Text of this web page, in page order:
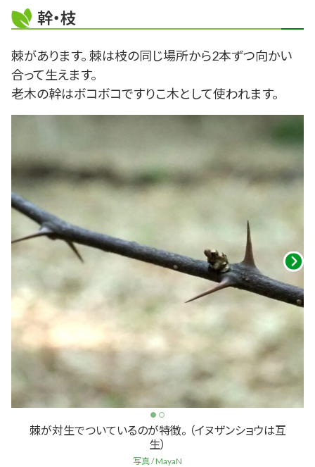
幹・枝
棘があります。 棘は枝の同じ場所から2本ずつ向かい
合って生えます。
老木の幹はボコボコですりこ木として使われます。
棘が対生でついているのが特徴。 （イヌザンショウは互
生）
写真 / MayaN